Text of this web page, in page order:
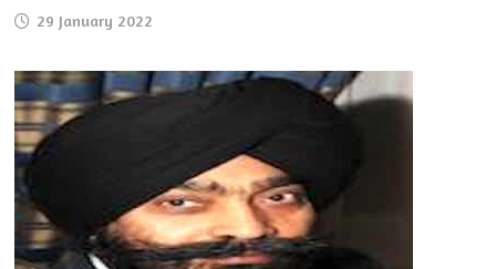
29 January 2022